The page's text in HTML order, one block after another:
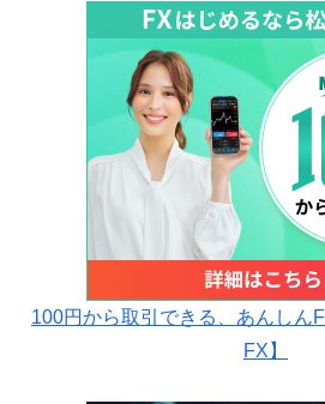
100円から取引できる、あんしん
FX】